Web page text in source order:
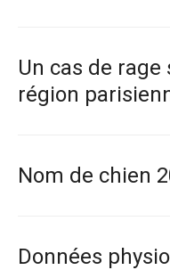
Un cas de
région
Nom de chien
Données